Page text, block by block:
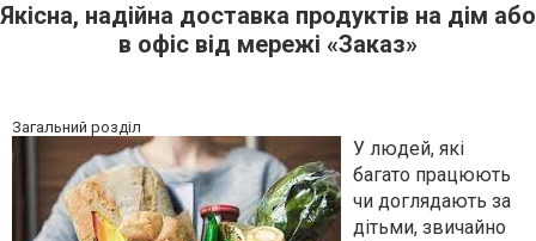
Якісна, надійна доставка продуктів на дім або
в офіс від мережі «Заказ»
Загальний розділ
У людей, які
багато працюють
чи доглядають за
дітьми, звичайно